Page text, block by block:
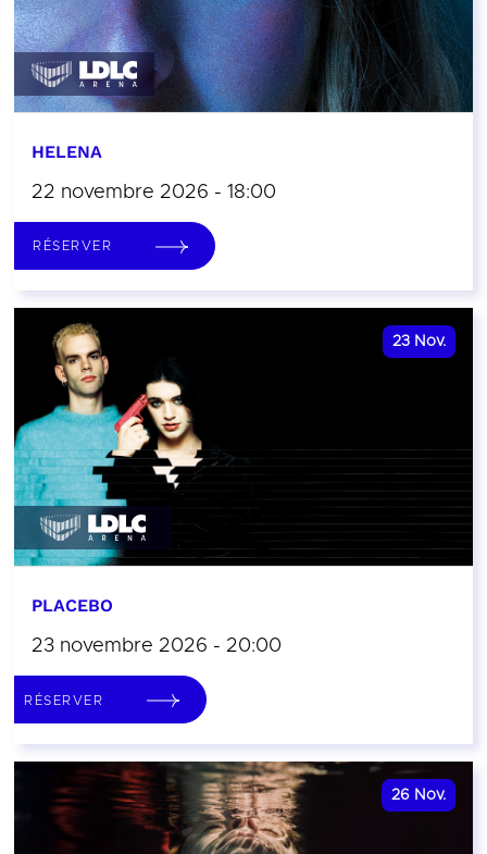
HELENA
22 novembre 2026 - 18:00
RÉSERVER
23 Nov.
PLACEBO
23 novembre 2026 - 20:00
RÉSERVER
26 Nov.